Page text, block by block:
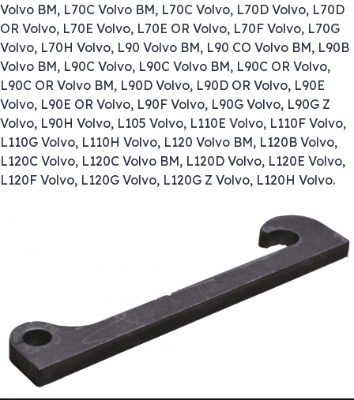
Volvo BM, L70C Volvo BM, L70C Volvo, L70D Volvo, L70D
OR Volvo, L70E Volvo, L70E OR Volvo, L70F Volvo, L70G
Volvo, L70H Volvo, L90 Volvo BM, L90 CO Volvo BM, L90B
Volvo BM, L90C Volvo, L90C Volvo BM, L90C OR Volvo,
L90C OR Volvo BM, L90D Volvo, L90D OR Volvo, L90E
Volvo, L90E OR Volvo, L90F Volvo, L90G Volvo, L90G Z
Volvo, L90H Volvo, L105 Volvo, L110E Volvo, L110F Volvo,
L110G Volvo, L110H Volvo, L120 Volvo BM, L120B Volvo,
L120C Volvo, L120C Volvo BM, L120D Volvo, L120E Volvo,
L120F Volvo, L120G Volvo, L120G Z Volvo, L120H Volvo.